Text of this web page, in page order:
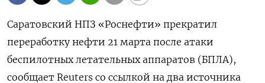
Саратовский НПЗ «Роснефти» прекратил
переработку нефти 21 марта после атаки
беспилотных летательных аппаратов (БПЛА),
сообщает Reuters со ссылкой на два источника